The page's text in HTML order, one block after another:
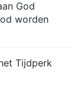
God
worden
Tijdperk